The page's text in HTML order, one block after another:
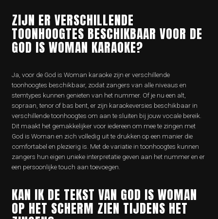
ZIJN ER VERSCHILLENDE
TOONHOOGTES BESCHIKBAAR VOOR DE
GOD IS WOMAN KARAOKE?
Ja, voor de God is Woman karaoke zijn er verschillende
toonhoogtes beschikbaar, zodat zangers van alle niveaus en
stemtypes kunnen genieten van het nummer. Of je nu een alt,
sopraan, tenor of bas bent, er zijn karaokeversies beschikbaar in
verschillende toonhoogtes om aan te sluiten bij jouw vocale bereik.
Dit maakt het gemakkelijker voor iedereen om mee te zingen met
God is Woman en zich volledig uit te drukken op een manier die
comfortabel en plezierig is. Met de variatie in toonhoogtes kunnen
zangers hun eigen unieke interpretatie geven aan het nummer en er
een persoonlijke touch aan toevoegen.
KAN IK DE TEKST VAN GOD IS WOMAN
OP HET SCHERM ZIEN TIJDENS HET